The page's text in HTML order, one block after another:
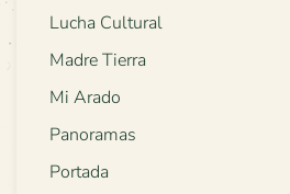
Lucha Cultural
Madre Tierra
Mi Arado
Panoramas
Portada